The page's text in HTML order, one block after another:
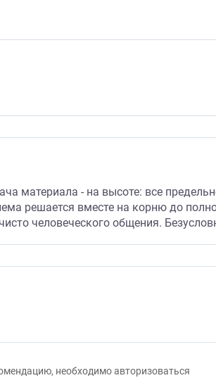
материала - на высоте: все
решается вместе на корню до
человеческого общения.
необходимо авторизоваться